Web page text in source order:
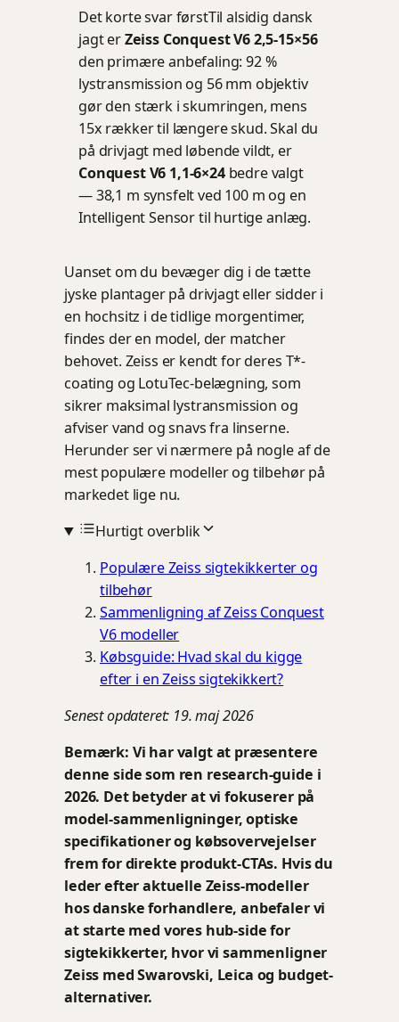
Det korte svar førstTil alsidig dansk
jagt erZeiss Conquest V6 2,5-15×56
den primære anbefaling: 92 %
lystransmission og 56 mm objektiv
gør den stærk i skumringen, mens
15x rækker til længere skud. Skal du
på drivjagt med løbende vildt, er
Conquest V6 1,1-6×24bedre valgt
— 38,1 m synsfelt ved 100 m og en
Intelligent Sensor til hurtige anlæg.
Uanset om du bevæger dig i de tætte
jyske plantager på drivjagt eller sidder i
en hochsitz i de tidlige morgentimer,
findes der en model, der matcher
behovet. Zeiss er kendt for deres T*-
coating og LotuTec-belægning, som
sikrer maksimal lystransmission og
afviser vand og snavs fra linserne.
Herunder ser vi nærmere på nogle af de
mest populære modeller og tilbehør på
markedet lige nu.
Hurtigt overblik
Populære Zeiss sigtekikkerter og
tilbehør
Sammenligning af Zeiss Conquest
V6 modeller
Købsguide: Hvad skal du kigge
efter i en Zeiss sigtekikkert?
Senest opdateret: 19. maj 2026
Bemærk: Vi har valgt at præsentere
denne side som ren research-guide i
2026. Det betyder at vi fokuserer på
model-sammenligninger, optiske
specifikationer og købsovervejelser
frem for direkte produkt-CTAs. Hvis du
leder efter aktuelle Zeiss-modeller
hos danske forhandlere, anbefaler vi
at starte med vores hub-side for
sigtekikkerter, hvor vi sammenligner
Zeiss med Swarovski, Leica og budget-
alternativer.